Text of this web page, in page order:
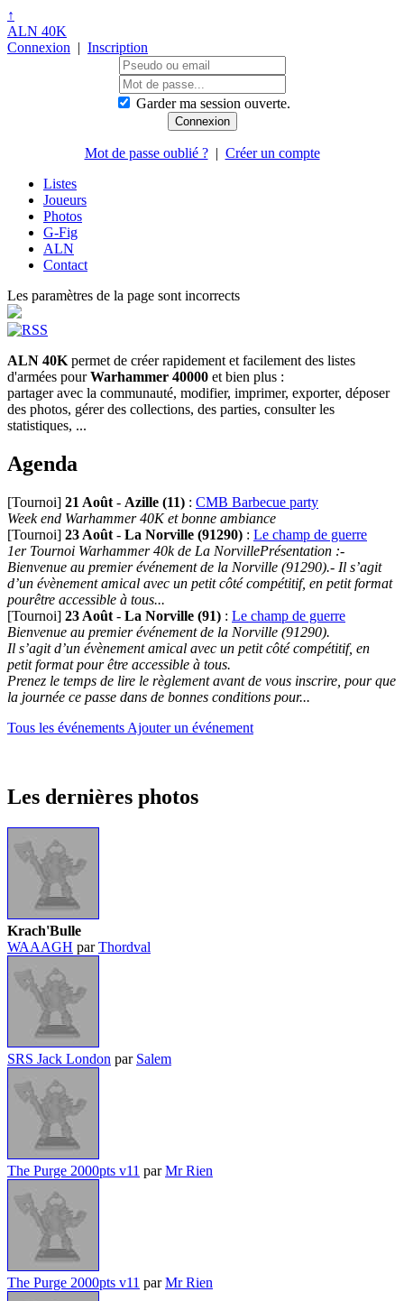
↑
ALN 40K
Connexion | Inscription
Garder ma session ouverte.
Mot de passe oublié ?| Créer un compte
Listes
Joueurs
Photos
G-Fig
ALN
Contact
Les paramètres de la page sont incorrects
ALN 40K permet de créer rapidement et facilement des listes
d'armées pourWarhammer 40000 et bien plus :
partager avec la communauté, modifier, imprimer, exporter, déposer
des photos, gérer des collections, des parties, consulter les
statistiques, ...
Agenda
[Tournoi] 21 Août - Azille (11) : CMB Barbecue party
Week end Warhammer 40K et bonne ambiance
[Tournoi] 23 Août - La Norville (91290) : Le champ de guerre
1er Tournoi Warhammer 40k de La NorvillePrésentation :-
Bienvenue au premier événement de la Norville (91290).- Il s’agit
d’un évènement amical avec un petit côté compétitif, en petit format
pourêtre accessible à tous...
[Tournoi] 23 Août - La Norville (91) : Le champ de guerre
Bienvenue au premier événement de la Norville (91290).
Il s’agit d’un évènement amical avec un petit côté compétitif, en
petit format pour être accessible à tous.
Prenez le temps de lire le règlement avant de vous inscrire, pour que
la journée ce passe dans de bonnes conditions pour...
Tous les événements Ajouter un événement
Les dernières photos
Krach'Bulle
WAAAGH parThordval
SRS Jack London par Salem
The Purge 2000pts v11 parMr Rien
The Purge 2000pts v11 parMr Rien